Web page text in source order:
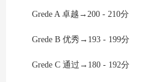
Grede A 卓越→200 - 210分
Grede B 优秀→193 - 199分
Grede C 通过→180 - 192分